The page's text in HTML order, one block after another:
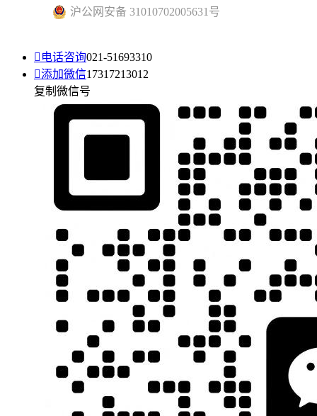
沪公网安备 31010702005631号
 电话咨询021-51693310
添加微信17317213012
复制微信号